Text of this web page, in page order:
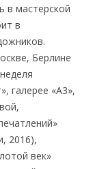
в мастерской
в
Берлине
галерее «А3»,
2016),
век»